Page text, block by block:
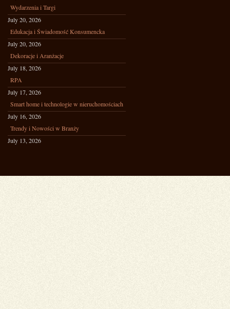
Wydarzenia i Targi
July 20, 2026
Edukacja i Świadomość Konsumencka
July 20, 2026
Dekoracje i Aranżacje
July 18, 2026
RPA
July 17, 2026
Smart home i technologie w nieruchomościach
July 16, 2026
Trendy i Nowości w Branży
July 13, 2026